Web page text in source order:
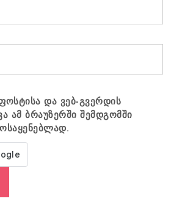
და ვებ-გვერდის
ამ ბრაუზერში შემდგომში